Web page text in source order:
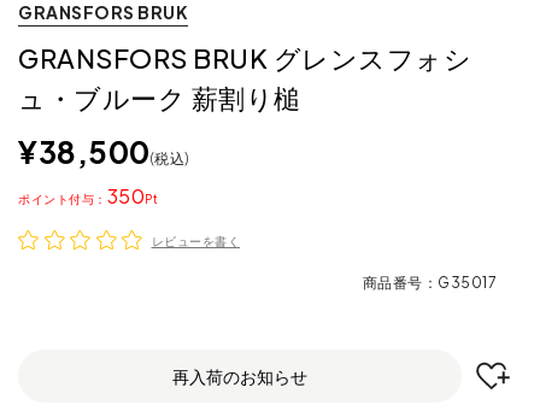
GRANSFORS BRUK
GRANSFORS BRUK グレンスフォシ
ュ・ブルーク 薪割り槌
¥38,500 税込
350
ポイント
レビューを書く
商品番号 G35017
再入荷のお知らせ